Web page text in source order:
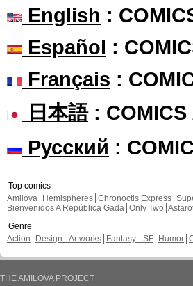
English :
Español :
Français :
日本語: COMICS
Русский :
Top comics
Amilova
Hemispheres Chronoctis Express
Bienvenidos A República Gada Only Two
Genre
Action
Design - Artworks Fantasy - SF Humor
THE AMILOVA PROJECT